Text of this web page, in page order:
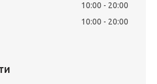
10:00
20:00
10:00 20:00